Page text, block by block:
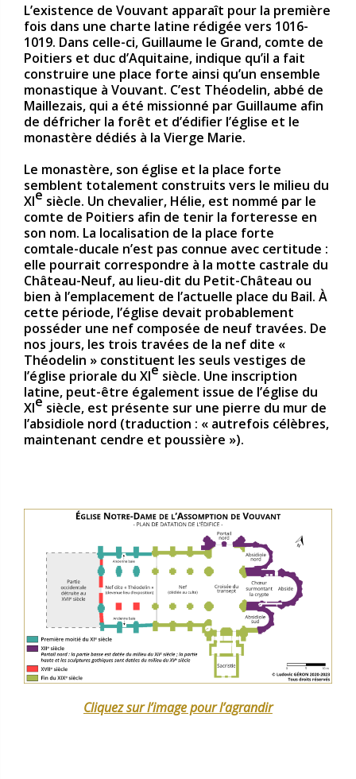
L’existence de Vouvant apparaît pour la première
fois dans une charte latine rédigée vers 1016-
1019. Dans celle-ci, Guillaume le Grand, comte de
Poitiers et duc d’Aquitaine, indique qu’il a fait
construire une place forte ainsi qu’un ensemble
monastique à Vouvant. C’est Théodelin, abbé de
Maillezais, qui a été missionné par Guillaume afin
de défricher la forêt et d’édifier l’église et le
monastère dédiés à la Vierge Marie.
Le monastère, son église et la place forte
semblent totalement construits vers le milieu du
XIe siècle. Un chevalier, Hélie, est nommé par le
comte de Poitiers afin de tenir la forteresse en
son nom. La localisation de la place forte
comtale-ducale n’est pas connue avec certitude :
elle pourrait correspondre à la motte castrale du
Château-Neuf, au lieu-dit du Petit-Château ou
bien à l’emplacement de l’actuelle place du Bail. À
cette période, l’église devait probablement
posséder une nef composée de neuf travées. De
nos jours, les trois travées de la nef dite «
Théodelin » constituent les seuls vestiges de
l’église priorale du XIe siècle. Une inscription
latine, peut-être également issue de l’église du
XIe siècle, est présente sur une pierre du mur de
l’absidiole nord (traduction : « autrefois célèbres,
maintenant cendre et poussière »).
Cliquez sur l’image pour l’agrandir